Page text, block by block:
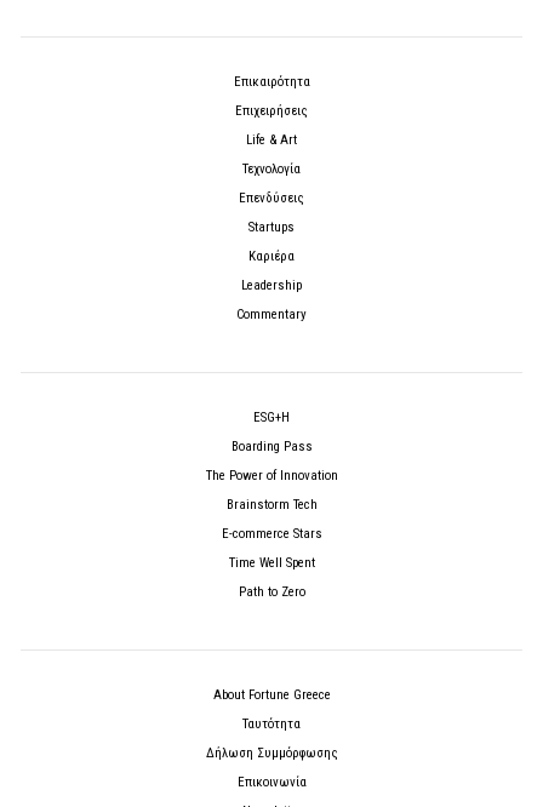
Επικαιρότητα
Επιχειρήσεις
Life & Art
Τεχνολογία
Επενδύσεις
Startups
Καριέρα
Leadership
Commentary
ESG+H
Boarding Pass
The Power of Innovation
Brainstorm Tech
E-commerce Stars
Time Well Spent
Path to Zero
About Fortune Greece
Ταυτότητα
Δήλωση Συμμόρφωσης
Επικοινωνία